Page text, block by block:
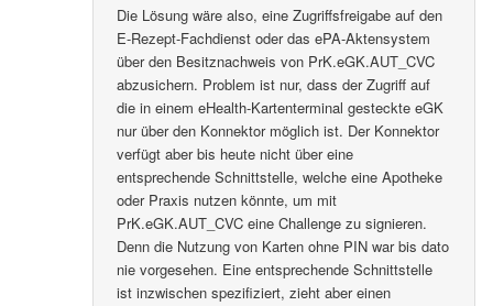
Die Lösung wäre also, eine Zugriffsfreigabe auf den
E-Rezept-Fachdienst oder das ePA-Aktensystem
über den Besitznachweis von PrK.eGK.AUT_CVC
abzusichern. Problem ist nur, dass der Zugriff auf
die in einem eHealth-Kartenterminal gesteckte eGK
nur über den Konnektor möglich ist. Der Konnektor
verfügt aber bis heute nicht über eine
entsprechende Schnittstelle, welche eine Apotheke
oder Praxis nutzen könnte, um mit
PrK.eGK.AUT_CVC eine Challenge zu signieren.
Denn die Nutzung von Karten ohne PIN war bis dato
nie vorgesehen. Eine entsprechende Schnittstelle
ist inzwischen spezifiziert, zieht aber einen